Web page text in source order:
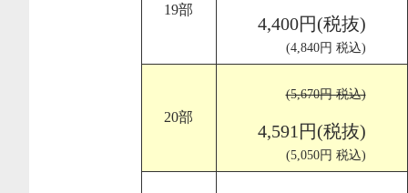
19部
4,400円(税抜)
(4,840円 税込)
20部
(5,670円 税込)
4,591円(税抜)
(5,050円 税込)